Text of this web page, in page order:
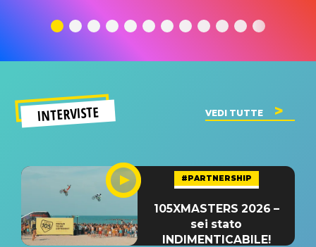
significato
del singolo
INTERVISTE VEDI TUTTE
#PARTNERSHIP
105XMASTERS 2026 –
sei stato
INDIMENTICABILE!